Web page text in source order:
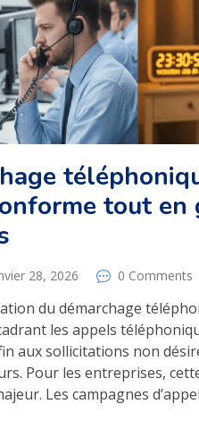
tout en
28, 2026 0 Comments
du démarchage
les appels
aux sollicitations non
Pour les entreprises,
Les campagnes